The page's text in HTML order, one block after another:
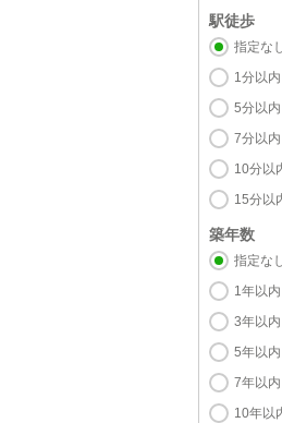
駅徒歩
指定な
1分以内
5分以内
7分以内
10分以
15分以
築年数
指定な
1年以内
3年以内
5年以内
7年以内
10年以